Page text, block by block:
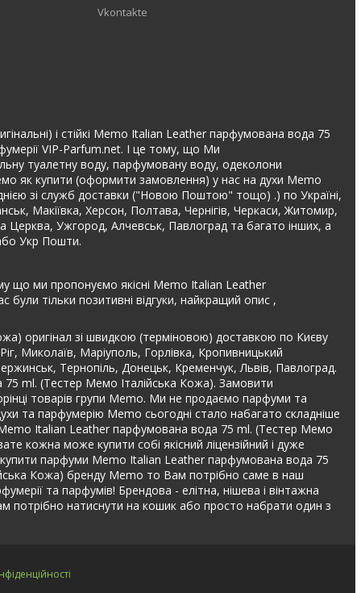
Vkontakte
і стійкі Memo Italian Leather парфумована вода 75
VIP-Parfum.net. І це тому, що Ми
туалетну воду, парфумовану воду, одеколони
як купити (оформити замовлення) у нас на духи Memo
зі служб доставки ("Новою Поштою" тощо) .) по Україні,
Макіївка, Херсон, Полтава, Чернігів, Черкаси, Житомир,
Церква, Ужгород, Алчевськ, Павлоград та багато інших, а
Укр Пошти.
що ми пропонуємо якісні Memo Italian Leather
тільки позитивні відгуки, найкращий опис ,
оригінал зі швидкою (терміновою) доставкою по Києву
Миколаїв, Маріуполь, Горлівка, Кропивницький
Тернопіль, Донецьк, Кременчук, Львів, Павлоград.
ml. (Тестер Мемо Італійська Кожа). Замовити
товарів групи Memo. Ми не продаємо парфуми та
та парфумерію Memo сьогодні стало набагато складніше
Memo Italian Leather парфумована вода 75 ml. (Тестер Мемо
кожна може купити собі якісний ліцензійний і дуже
купити парфуми Memo Italian Leather парфумована вода 75
Кожа) бренду Memo то Вам потрібно саме в наш
та парфумів! Брендова - елітна, нішева і вінтажна
потрібно натиснути на кошик або просто набрати один з